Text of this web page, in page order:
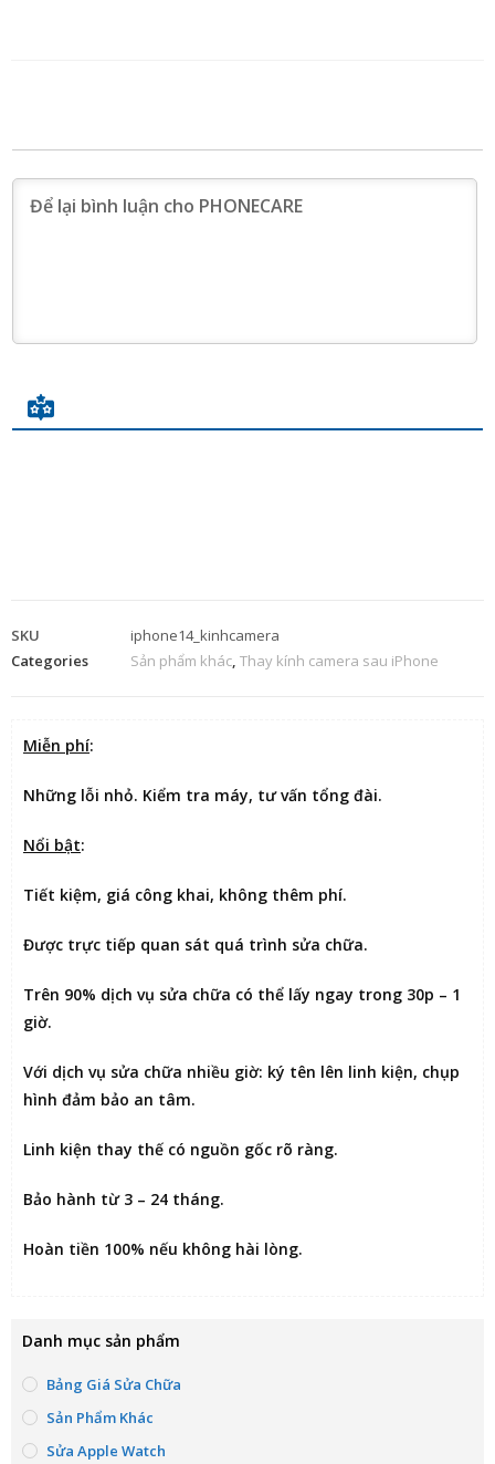
SKU
iphone14_kinhcamera
Categories
Sản phẩm khác, Thay kính camera sau iPhone
Miễn phí:
Những lỗi nhỏ. Kiểm tra máy, tư vấn tổng đài.
Nổi bật:
Tiết kiệm, giá công khai, không thêm phí.
Được trực tiếp quan sát quá trình sửa chữa.
Trên 90% dịch vụ sửa chữa có thể lấy ngay trong 30p – 1
giờ.
Với dịch vụ sửa chữa nhiều giờ: ký tên lên linh kiện, chụp
hình đảm bảo an tâm.
Linh kiện thay thế có nguồn gốc rõ ràng.
Bảo hành từ 3 – 24 tháng.
Hoàn tiền 100% nếu không hài lòng.
Danh mục sản phẩm
Bảng Giá Sửa Chữa
Sản Phẩm Khác
Sửa Apple Watch